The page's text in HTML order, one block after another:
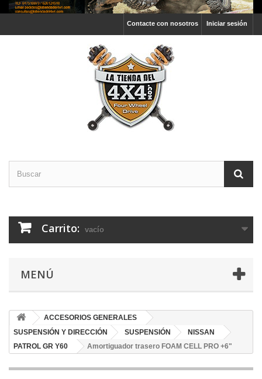
Iniciar sesión
Contacte con nosotros
Carrito: vacío
MENÚ
ACCESORIOS GENERALES
SUSPENSIÓN Y DIRECCIÓN
SUSPENSIÓN
NISSAN
PATROL GR Y60
Amortiguador trasero FOAM CELL PRO +6"